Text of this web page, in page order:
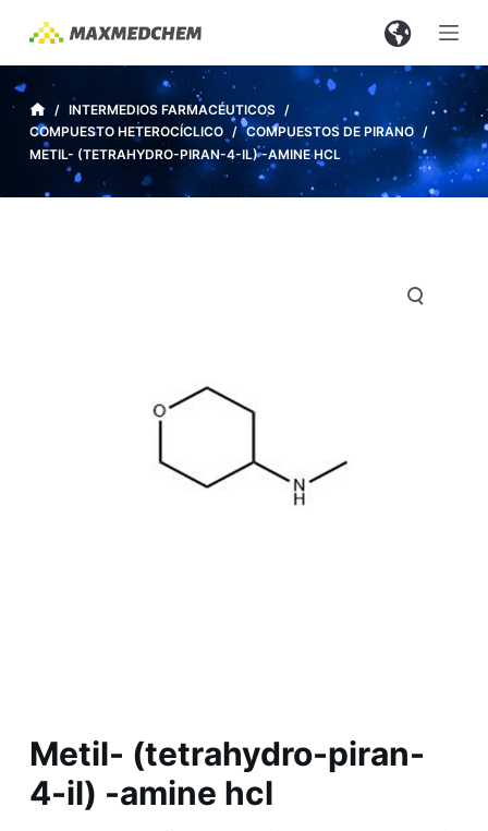
l
a
a
/ INTERMEDIOS FARMACÉUTICOS /
COMPUESTO HETEROCÍCLICO / COMPUESTOS DE PIRANO /
METIL- (TETRAHYDRO-PIRAN-4-IL) -AMINE HCL
Metil- (tetrahydro-piran-
4-il) -amine hcl